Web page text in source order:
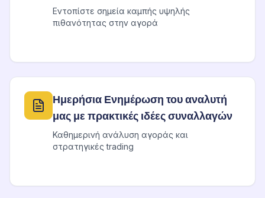
Εντοπίστε σημεία καμπής υψηλής
πιθανότητας στην αγορά
Ημερήσια Ενημέρωση του αναλυτή
μας με πρακτικές ιδέες συναλλαγών
Καθημερινή ανάλυση αγοράς και
στρατηγικές trading